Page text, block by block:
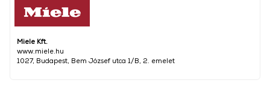
Miele Kft.
www.miele.hu
1027, Budapest, Bem József utca 1/B, 2. emelet